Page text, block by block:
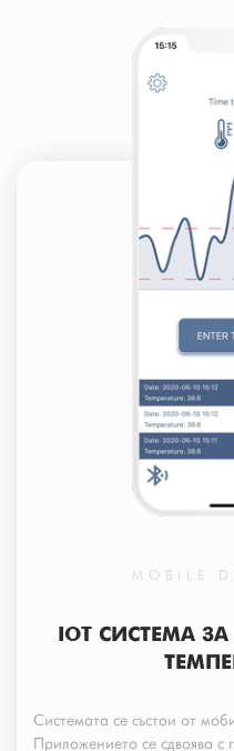
MOBILE
IOT СИСТЕМА
Системата се състои от
Приложението се сдвоява с